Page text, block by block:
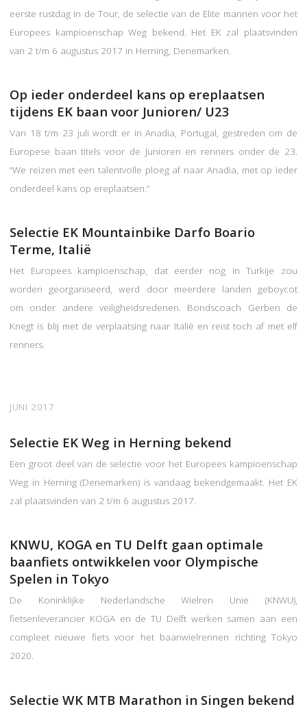
eerste rustdag in de Tour, de selectie van de Elite mannen voor het
Europees kampioenschap Weg bekend. Het EK zal plaatsvinden
van 2 t/m 6 augustus 2017 in Herning, Denemarken.
Op ieder onderdeel kans op ereplaatsen
tijdens EK baan voor Junioren/ U23
Van 18 t/m 23 juli wordt er in Anadia, Portugal, gestreden om de
Europese baan titels voor de Junioren en renners onder de 23.
“We reizen met een talentvolle ploeg af naar Anadia, met op ieder
onderdeel kans op ereplaatsen.”
Selectie EK Mountainbike Darfo Boario
Terme, Italië
Het Europees kampioenschap, dat eerder nog in Turkije zou
worden georganiseerd, werd door meerdere landen geboycot
om onder andere veiligheidsredenen. Bondscoach Gerben de
Knegt is blij met de verplaatsing naar Italië en reist toch af met elf
renners.
JUNI 2017
Selectie EK Weg in Herning bekend
Een groot deel van de selectie voor het Europees kampioenschap
Weg in Herning (Denemarken) is vandaag bekendgemaakt. Het EK
zal plaatsvinden van 2 t/m 6 augustus 2017.
KNWU, KOGA en TU Delft gaan optimale
baanfiets ontwikkelen voor Olympische
Spelen in Tokyo
De Koninklijke Nederlandsche Wielren Unie (KNWU),
fietsenleverancier KOGA en de TU Delft werken samen aan een
compleet nieuwe fiets voor het baanwielrennen richting Tokyo
2020.
Selectie WK MTB Marathon in Singen bekend